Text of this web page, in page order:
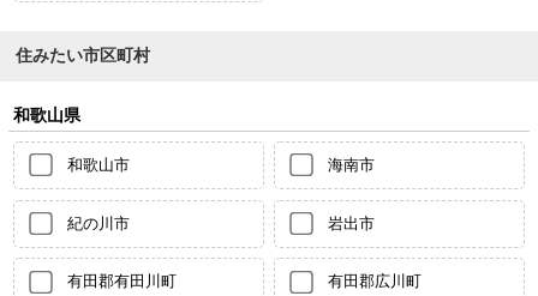
住みたい市区町村
和歌山県
和歌山市 海南市
紀の川市 岩出市
有田郡有田川町 有田郡広川町